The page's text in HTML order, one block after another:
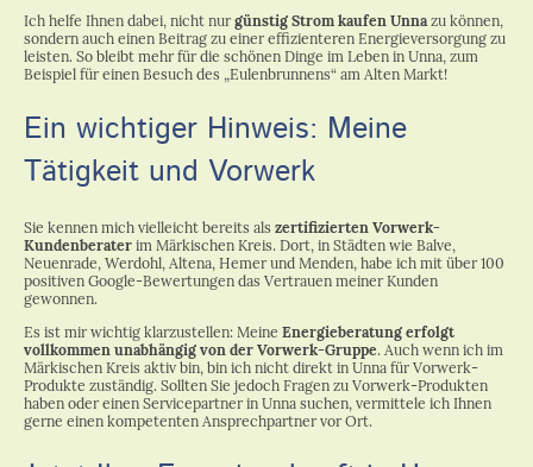
Ich helfe Ihnen dabei, nicht nur günstig Strom kaufen Unnazu können,
sondern auch einen Beitrag zu einer effizienteren Energieversorgung zu
leisten. So bleibt mehr für die schönen Dinge im Leben in Unna, zum
Beispiel für einen Besuch des „Eulenbrunnens“ am Alten Markt!
Ein wichtiger Hinweis: Meine
Tätigkeit und Vorwerk
Sie kennen mich vielleicht bereits als zertifizierten Vorwerk-
Kundenberater im Märkischen Kreis. Dort, in Städten wie Balve,
Neuenrade, Werdohl, Altena, Hemer und Menden, habe ich mit über 100
positiven Google-Bewertungen das Vertrauen meiner Kunden
gewonnen.
Es ist mir wichtig klarzustellen: Meine Energieberatung erfolgt
vollkommen unabhängig von der Vorwerk-Gruppe. Auch wenn ich im
Märkischen Kreis aktiv bin, bin ich nicht direkt in Unna für Vorwerk-
Produkte zuständig. Sollten Sie jedoch Fragen zu Vorwerk-Produkten
haben oder einen Servicepartner in Unna suchen, vermittele ich Ihnen
gerne einen kompetenten Ansprechpartner vor Ort.